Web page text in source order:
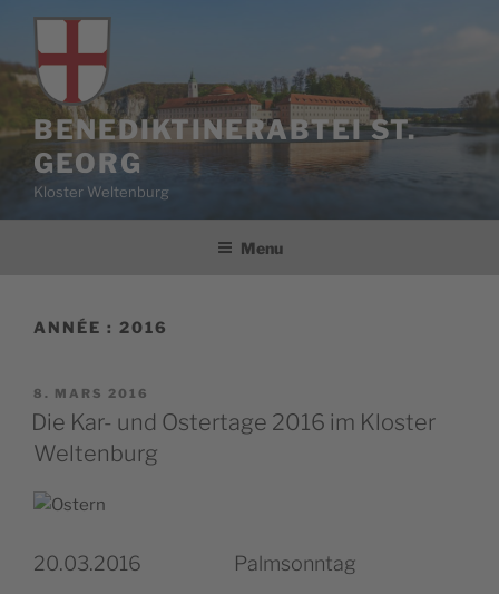
Aller
contenu
principal
BENEDIKTINERABTEI ST.
GEORG
Kloster Weltenburg
Menu
ANNÉE : 2016
PUBLIÉ
LE
8. MARS 2016
Die Kar- und Ostertage 2016 im Kloster
Weltenburg
20.03.2016 Palmsonntag